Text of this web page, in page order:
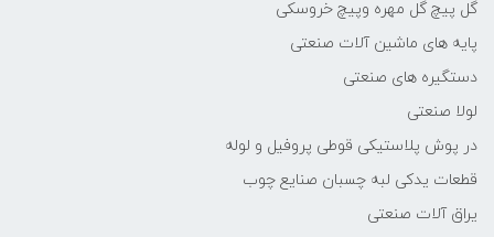
گل پیچ گل مهره وپیچ خروسکی
پایه های ماشین آلات صنعتی
دستگیره های صنعتی
لولا صنعتی
در پوش پلاستیکی قوطی پروفیل و لوله
قطعات یدکی لبه چسبان صنایع چوب
یراق آلات صنعتی